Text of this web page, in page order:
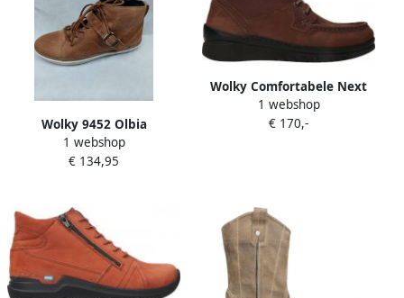
Wolky 9452 Olbia
veterboots met gespen
bruin
1 webshop
€ 134,95
Wolky Comfortabele Next
Veterlaarzen Brown Dames
1 webshop
€ 170,-